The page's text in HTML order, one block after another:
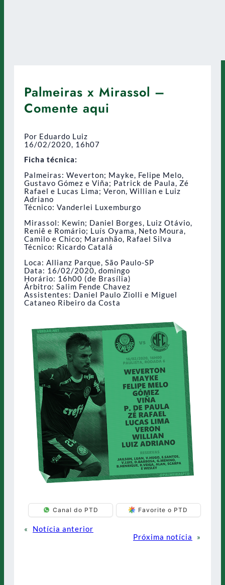
Palmeiras x Mirassol –
Comente aqui
Por Eduardo Luiz
16/02/2020, 16h07
Ficha técnica:
Palmeiras: Weverton; Mayke, Felipe Melo,
Gustavo Gómez e Viña; Patrick de Paula, Zé
Rafael e Lucas Lima; Veron, Willian e Luiz
Adriano
Técnico: Vanderlei Luxemburgo
Mirassol: Kewin; Daniel Borges, Luiz Otávio,
Reniê e Romário; Luís Oyama, Neto Moura,
Camilo e Chico; Maranhão, Rafael Silva
Técnico: Ricardo Catalá
Loca: Allianz Parque, São Paulo-SP
Data: 16/02/2020, domingo
Horário: 16h00 (de Brasília)
Árbitro: Salim Fende Chavez
Assistentes: Daniel Paulo Ziolli e Miguel
Cataneo Ribeiro da Costa
Canal do PTD Favorite o PTD
«
Notícia anterior
Próxima notícia
»